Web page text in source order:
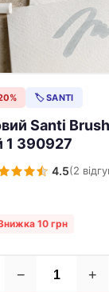
🏷 SANTI
Santi
1 390927
4.5(2
10 грн
− +